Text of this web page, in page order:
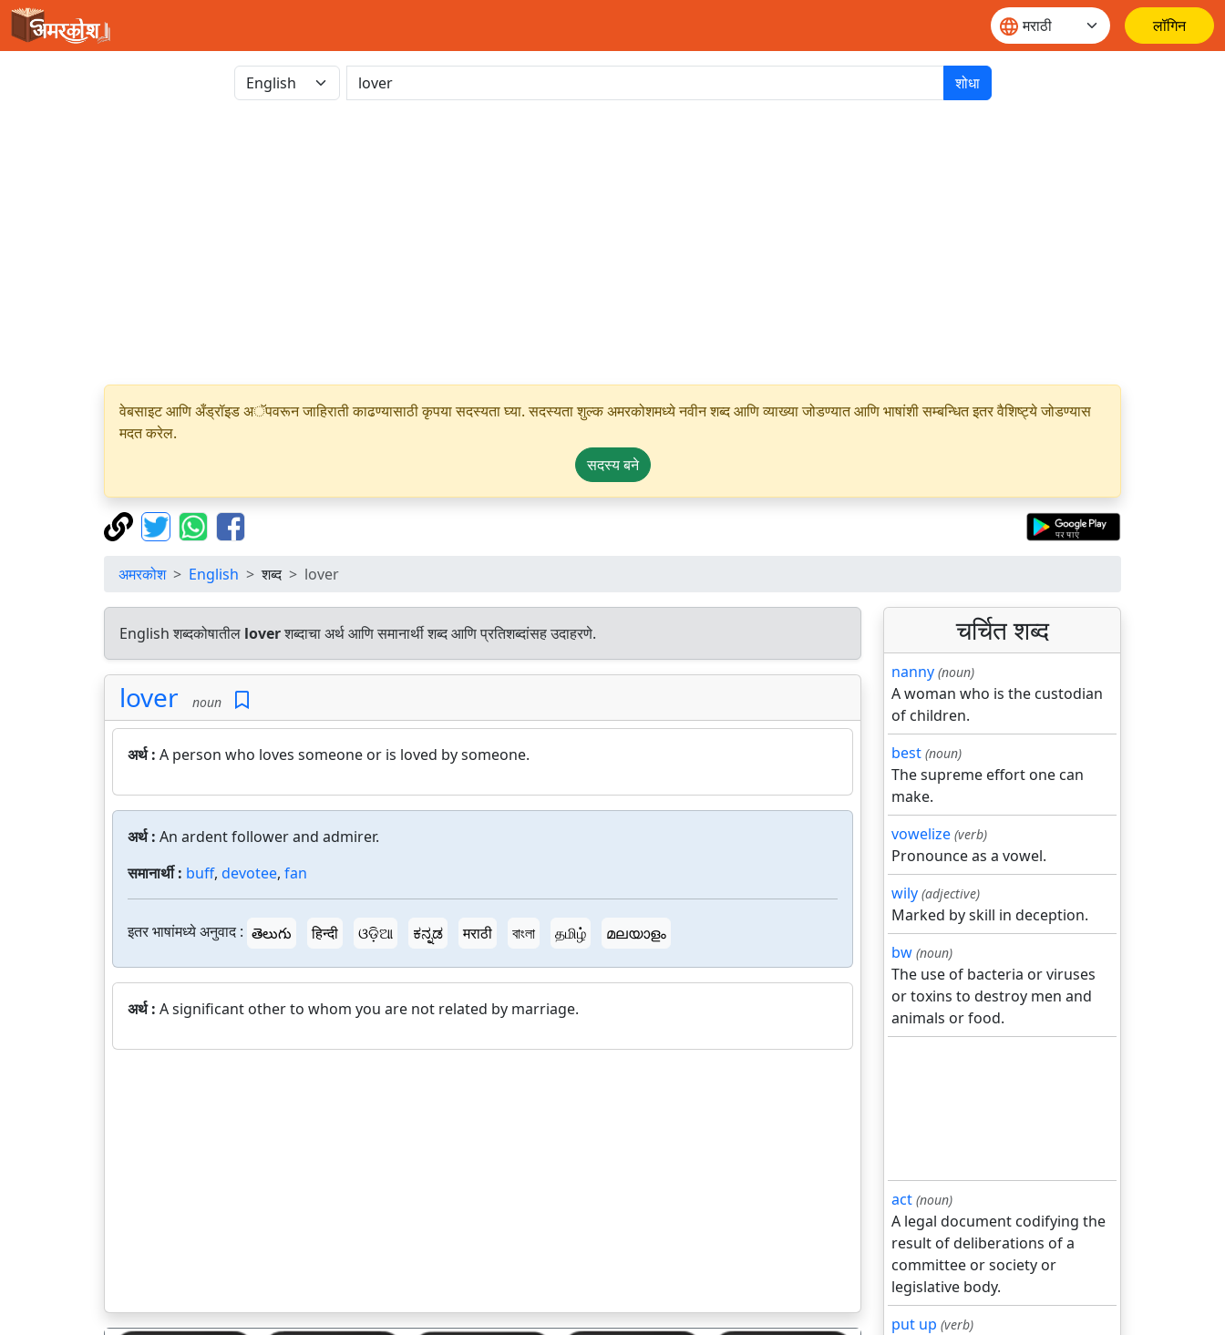
लॉगिन
शोधा
वेबसाइट आणि अँड्रॉइड अॅपवरून जाहिराती काढण्यासाठी कृपया सदस्यता घ्या. सदस्यता शुल्क अमरकोशमध्ये नवीन शब्द आणि व्याख्या जोडण्यात आणि भाषांशी सम्बन्धित इतर वैशिष्ट्ये जोडण्यास
मदत करेल.
सदस्य बने
अमरकोश English शब्द lover
English शब्दकोषातील loverशब्दाचा अर्थ आणि समानार्थी शब्द आणि प्रतिशब्दांसह उदाहरणे.
lover noun
अर्थ : A person who loves someone or is loved by someone.
अर्थ : An ardent follower and admirer.
समानार्थी : buff, devotee, fan
इतर भाषांमध्ये अनुवाद : తెలుగు हिन्दी ଓଡ଼ିଆ ಕನ್ನಡ मराठी বাংলা தமிழ் മലയാളം
अर्थ : A significant other to whom you are not related by marriage.
चर्चित शब्द
nanny (noun)
A woman who is the custodian
of children.
best (noun)
The supreme effort one can
make.
vowelize (verb)
Pronounce as a vowel.
wily (adjective)
Marked by skill in deception.
bw (noun)
The use of bacteria or viruses
or toxins to destroy men and
animals or food.
act (noun)
A legal document codifying the
result of deliberations of a
committee or society or
legislative body.
put up (verb)